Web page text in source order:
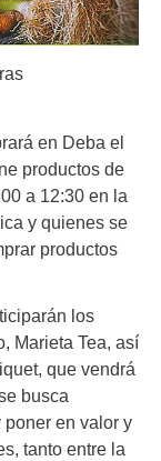
en Deba el
productos de
a 12:30 en la
y quienes se
productos
los
Marieta Tea, así
que vendrá
busca
en valor y
tanto entre la